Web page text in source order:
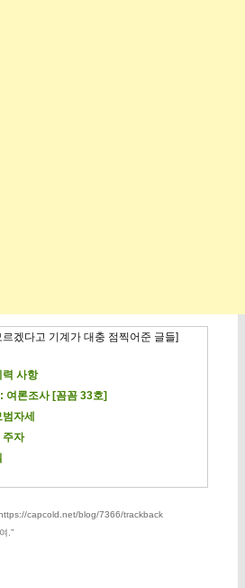
겠다고 기계가 대충 점찍어준 글들]
력 사항
여론조사 [꼼꼼 33호]
자세
주자
capcold.net/blog/7366/trackback
. ”